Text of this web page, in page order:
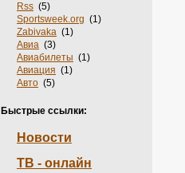
Rss (5)
Sportsweek.org (1)
Zabivaka (1)
Авиа (3)
Авиабилеты (1)
Авиация (1)
Авто (5)
Аксессуары(2)
Анкеты(1)
Аренда(2)
Бельё (1)
Быстрые ссылки:
Новости
ТВ - онлайн